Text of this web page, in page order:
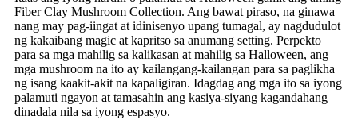
Fiber Clay Mushroom Collection. Ang bawat piraso, na ginawa
nang may pag-iingat at idinisenyo upang tumagal, ay nagdudulot
ng kakaibang magic at kapritso sa anumang setting. Perpekto
para sa mga mahilig sa kalikasan at mahilig sa Halloween, ang
mga mushroom na ito ay kailangang-kailangan para sa paglikha
ng isang kaakit-akit na kapaligiran. Idagdag ang mga ito sa iyong
palamuti ngayon at tamasahin ang kasiya-siyang kagandahang
dinadala nila sa iyong espasyo.